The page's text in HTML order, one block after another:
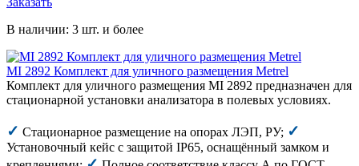
В наличии: 3 шт. и более
MI 2892 Комплект для уличного размещения Metrel
Комплект для уличного размещения MI 2892 предназначен для
стационарной установки анализатора в полевых условиях.
✓ Стационарное размещение на опорах ЛЭП, РУ; ✓
Установочный кейс с защитой IP65, оснащённый замком и